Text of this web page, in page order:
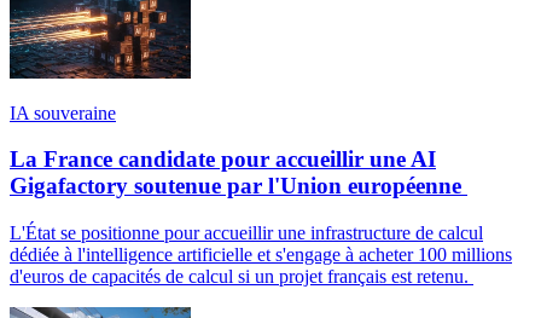
IA souveraine
La France candidate pour accueillir une AI
Gigafactory soutenue par l'Union européenne
L'État se positionne pour accueillir une infrastructure de calcul
dédiée à l'intelligence artificielle et s'engage à acheter 100 millions
d'euros de capacités de calcul si un projet français est retenu.